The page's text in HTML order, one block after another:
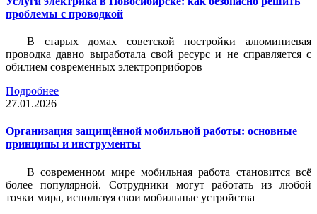
проблемы с проводкой
В старых домах советской постройки алюминиевая
проводка давно выработала свой ресурс и не справляется с
обилием современных электроприборов
Подробнее
27.01.2026
Организация защищённой мобильной работы: основные
принципы и инструменты
В современном мире мобильная работа становится всё
более популярной. Сотрудники могут работать из любой
точки мира, используя свои мобильные устройства